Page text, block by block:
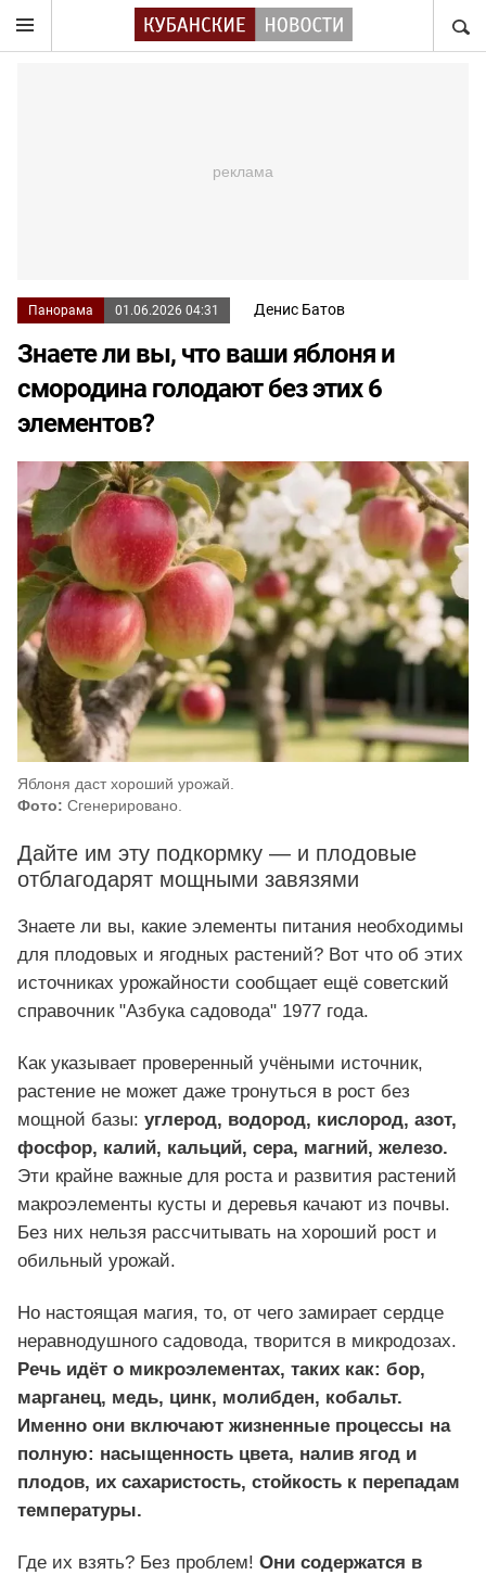
Панорама 01.06.2026 04:31 Денис Батов
Знаете ли вы, что ваши яблоня и
смородина голодают без этих 6
элементов?
Яблоня даст хороший урожай.
Фото: Сгенерировано.
Дайте им эту подкормку — и плодовые
отблагодарят мощными завязями
Знаете ли вы, какие элементы питания необходимы
для плодовых и ягодных растений? Вот что об этих
источниках урожайности сообщает ещё советский
справочник "Азбука садовода" 1977 года.
Как указывает проверенный учёными источник,
растение не может даже тронуться в рост без
мощной базы: углерод, водород, кислород, азот,
фосфор, калий, кальций, сера, магний, железо.
Эти крайне важные для роста и развития растений
макроэлементы кусты и деревья качают из почвы.
Без них нельзя рассчитывать на хороший рост и
обильный урожай.
Но настоящая магия, то, от чего замирает сердце
неравнодушного садовода, творится в микродозах.
Речь идёт о микроэлементах, таких как: бор,
марганец, медь, цинк, молибден, кобальт.
Именно они включают жизненные процессы на
полную: насыщенность цвета, налив ягод и
плодов, их сахаристость, стойкость к перепадам
температуры.
Где их взять? Без проблем! Они содержатся в